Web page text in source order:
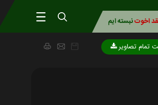
اخوتنبسته ایم
تمام تصاویر